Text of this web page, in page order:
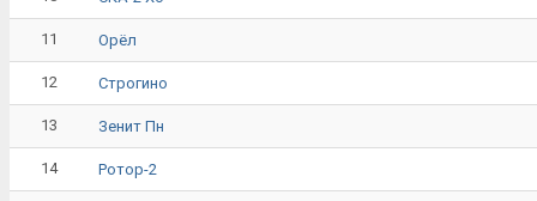
11 Орёл
12 Строгино
13 Зенит Пн
14 Ротор-2